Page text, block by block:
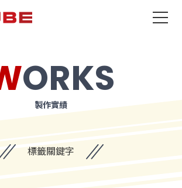
WORKS
製作實績
標籤關鍵字